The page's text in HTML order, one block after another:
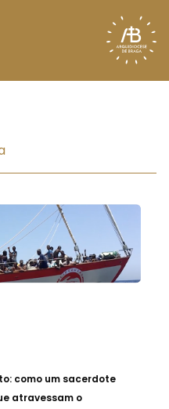
como um sacerdote
atravessam o